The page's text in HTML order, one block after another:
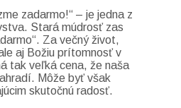
zadarmo!“ – je jedna z
Stará múdrosť zas
Za večný život,
aj Božiu prítomnosť v
tak veľká cena, že naša
Môže byť však
skutočnú radosť.